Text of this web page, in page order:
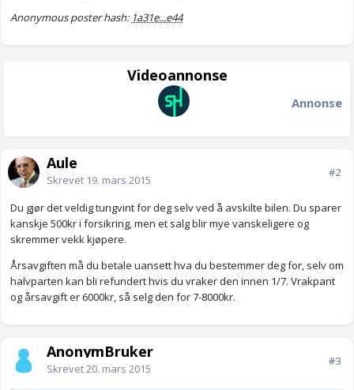
Anonymous poster hash: 1a31e...e44
Videoannonse
Annonse
Aule
Skrevet 19. mars 2015
#2
Du gjør det veldig tungvint for deg selv ved å avskilte bilen. Du sparer
kanskje 500kr i forsikring, men et salg blir mye vanskeligere og
skremmer vekk kjøpere.
Årsavgiften må du betale uansett hva du bestemmer deg for, selv om
halvparten kan bli refundert hvis du vraker den innen 1/7. Vrakpant
og årsavgift er 6000kr, så selg den for 7-8000kr.
AnonymBruker
Skrevet20. mars 2015
#3